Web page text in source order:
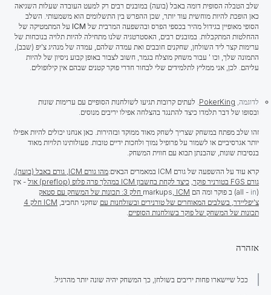
שלב הטבלה הסופית דומה באבל (בועה) במובנים רבים רק למעט העובדה שעלות השגיאה
כאן הופכת להיות מוחשית עוד יותר, שכן ההפרש בין התשלומים הוא משמעותי. השלב
הסופי מאופיין בגידול מהיר בכספי הפרס ובהשפעה המרבית של ICM על המתמטיקה של
ההחלטות המתקבלות. במובנים רבים, האסטרטגיה שלנו מתחילה להיות תלויה בנוכחות של
ערימות קצר ליד השולחן, שחקנים חובבים ואת עמדה שלהם, עמדה של מנהיג צ'יפ (שבב),
התמונה שלך, וכו ' עבור משחק מוצלח בגמר, חשוב לצבור באופן קבוע ניסיון של להיות
עליהם. לכן, אני ממליץ לתלמידים שלי לבחור חדרי פוקר קטנים שבהם אין קילופולים.
לדוגמה, PokerKing . לעתים קרובות תגיעו לשולחנות הסופיים עם ערימות שונות
ובסופו של דבר תלמדו כיצד להתנגד בהצלחה אפילו יריבים מנוסים.
זהו שלב מפתח במשחק שצריך לשחק מאוד ממוקד ובזהירות. כאן אנחנו יכולים להיות אפילו
יותר אגרסיביים או לשמור על פרופיל נמוך ולחכות ידיים טובות. פעולותינו תלויות מאוד
בנסיבות שונות, שהבנתן תבוא עם חווית המשחק.
קרא עוד על ההשפעה של גורם ICM במאמרים הבאים:
מהו גורם ICM, גורם באבל (בועה),
גורם FGS בטורניר פוקר
כיצד לקחת בחשבון ICM במהלך פרה פלופ (preflop) אול
- אין
(all -
in ) ב פוקר ומה הם markups
, ICM חלק 3: תכונות של המשחק עם סטאק
צ'יפליידר, בשלבים המאוחרים של טורנירים ובשולחנות עם שחקני תחביב,
ICM חלק 4
תכונות של המשחק של פוקר בשולחנות הסופיים
אזהרה
ככל שיישארו פחות יריבים בשולחן, כך המשחק יהיה שונה יותר מהרגיל.